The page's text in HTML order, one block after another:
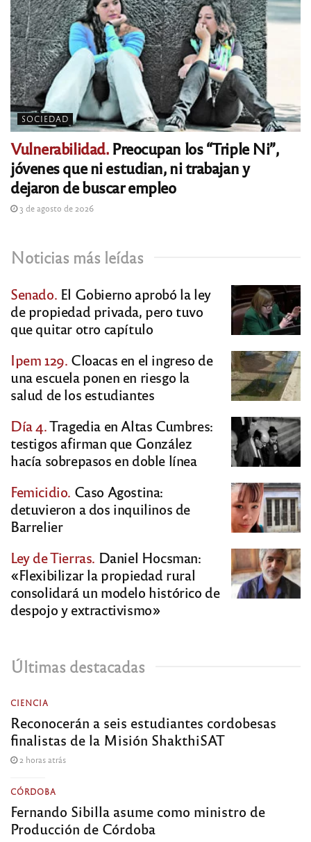
SOCIEDAD
Vulnerabilidad.Preocupan los “Triple Ni”,
jóvenes que ni estudian, ni trabajan y
dejaron de buscar empleo
3 de agosto de 2026
Noticias más leídas
Senado. El Gobierno aprobó la ley
de propiedad privada, pero tuvo
que quitar otro capítulo
Ipem 129. Cloacas en el ingreso de
una escuela ponen en riesgo la
salud de los estudiantes
Día 4.Tragedia en Altas Cumbres:
testigos afirman que González
hacía sobrepasos en doble línea
Femicidio. Caso Agostina:
detuvieron a dos inquilinos de
Barrelier
Ley de Tierras. Daniel Hocsman:
«Flexibilizar la propiedad rural
consolidará un modelo histórico de
despojo y extractivismo»
Últimas destacadas
CIENCIA
Reconocerán a seis estudiantes cordobesas
finalistas de la Misión ShakthiSAT
2 horas atrás
CÓRDOBA
Fernando Sibilla asume como ministro de
Producción de Córdoba